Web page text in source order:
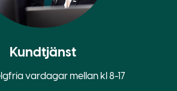
Kundtjänst
vardagar mellan kl 8-17